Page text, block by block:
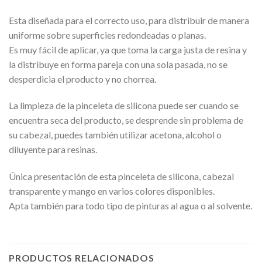
Esta diseñada para el correcto uso, para distribuir de manera
uniforme sobre superficies redondeadas o planas.
Es muy fácil de aplicar, ya que toma la carga justa de resina y
la distribuye en forma pareja con una sola pasada, no se
desperdicia el producto y no chorrea.
La limpieza de la pinceleta de silicona puede ser cuando se
encuentra seca del producto, se desprende sin problema de
su cabezal, puedes también utilizar acetona, alcohol o
diluyente para resinas.
Única presentación de esta pinceleta de silicona, cabezal
transparente y mango en varios colores disponibles.
Apta también para todo tipo de pinturas al agua o al solvente.
PRODUCTOS RELACIONADOS